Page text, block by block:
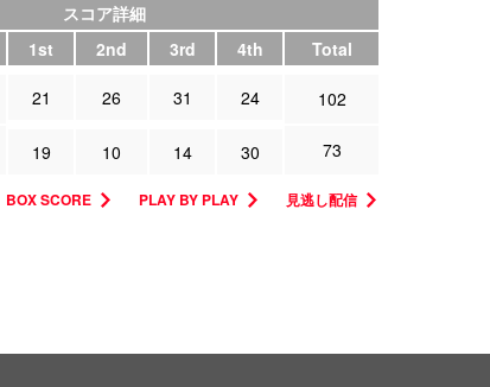
スコア詳細
1st 2nd 3rd 4th Total
21 26 31 24 102
19 10 14 30 73
BOX SCORE PLAY BY PLAY 見逃し配信